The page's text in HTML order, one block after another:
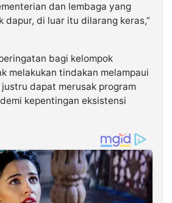
dan lembaga yang
dapur, di luar itu dilarang keras,”
bagi kelompok
melakukan tindakan melampaui
dapat merusak program
kepentingan eksistensi